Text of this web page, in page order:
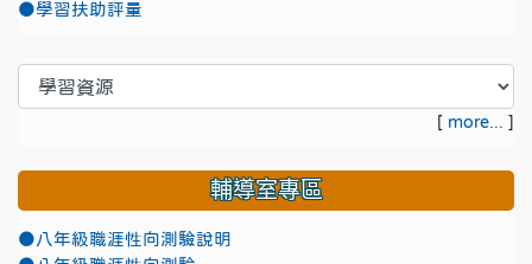
●學習扶助評量
[ more... ]
輔導室專區
●八年級職涯性向測驗說明